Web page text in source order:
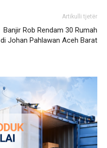
Artikulli tjetër
Banjir Rob Rendam 30 Rumah
di Johan Pahlawan Aceh Barat